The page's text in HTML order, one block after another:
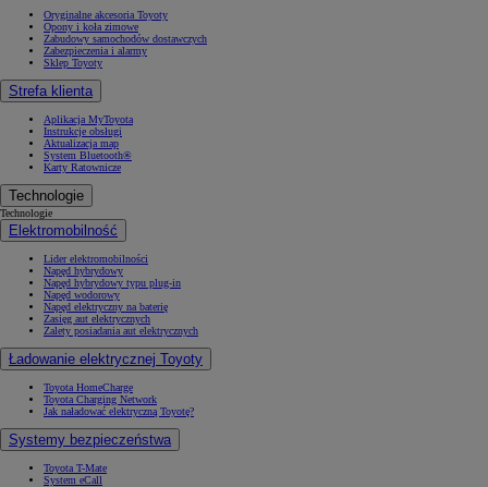
Oryginalne akcesoria Toyoty
Opony i koła zimowe
Zabudowy samochodów dostawczych
Zabezpieczenia i alarmy
Sklep Toyoty
Strefa klienta
Aplikacja MyToyota
Instrukcje obsługi
Aktualizacja map
System Bluetooth®
Karty Ratownicze
Technologie
Technologie
Elektromobilność
Lider elektromobilności
Napęd hybrydowy
Napęd hybrydowy typu plug-in
Napęd wodorowy
Napęd elektryczny na baterię
Zasięg aut elektrycznych
Zalety posiadania aut elektrycznych
Ładowanie elektrycznej Toyoty
Toyota HomeCharge
Toyota Charging Network
Jak naładować elektryczną Toyotę?
Systemy bezpieczeństwa
Toyota T-Mate
System eCall